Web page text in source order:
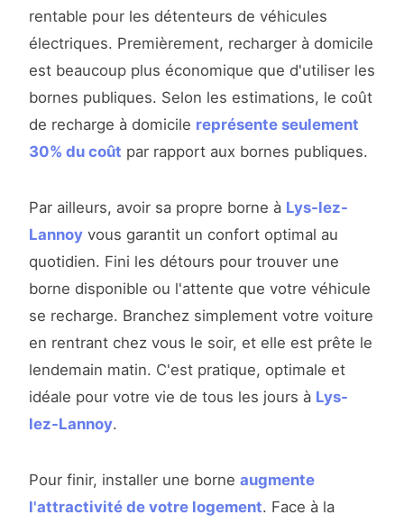
rentable pour les détenteurs de véhicules
électriques. Premièrement, recharger à domicile
est beaucoup plus économique que d'utiliser les
bornes publiques. Selon les estimations, le coût
de recharge à domicile représente seulement
30% du coût par rapport aux bornes publiques.
Par ailleurs, avoir sa propre borne à Lys-lez-
Lannoy vous garantit un confort optimal au
quotidien. Fini les détours pour trouver une
borne disponible ou l'attente que votre véhicule
se recharge. Branchez simplement votre voiture
en rentrant chez vous le soir, et elle est prête le
lendemain matin. C'est pratique, optimale et
idéale pour votre vie de tous les jours à Lys-
lez-Lannoy.
Pour finir, installer une borne augmente
l'attractivité de votre logement. Face à la